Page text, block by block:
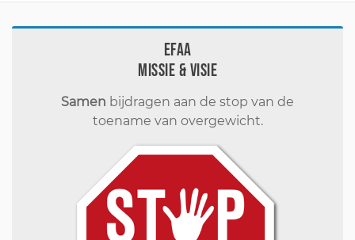
EFAA
Missie & visie
Samen bijdragen aan de stop van de
toename van overgewicht.